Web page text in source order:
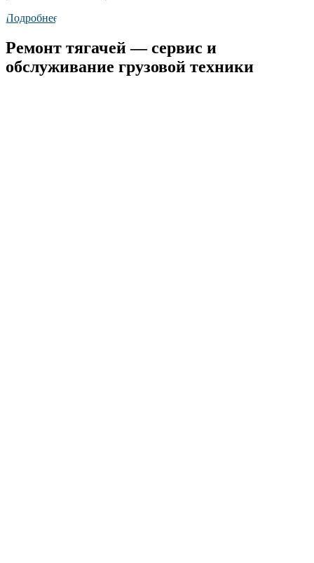
Подробнее
Ремонт тягачей — сервис и
обслуживание грузовой техники